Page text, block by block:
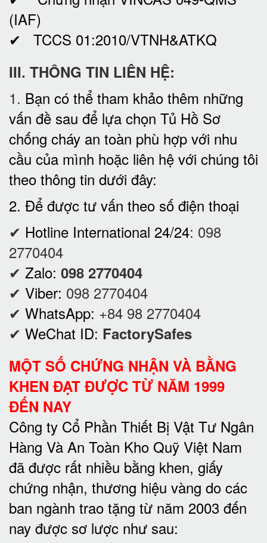
(IAF)
✔ TCCS 01:2010/VTNH&ATKQ
III. THÔNG TIN LIÊN HỆ:
1. Bạn có thể tham khảo thêm những
vấn đề sau để lựa chọn Tủ Hồ Sơ
chống cháy an toàn phù hợp với nhu
cầu của mình hoặc liên hệ với chúng tôi
theo thông tin dưới đây:
2. Để được tư vấn theo số điện thoại
✔ Hotline International 24/24: 098
2770404
✔ Zalo: 098 2770404
✔ Viber: 098 2770404
✔ WhatsApp: +84 98 2770404
✔ WeChat ID: FactorySafes
MỘT SỐ CHỨNG NHẬN VÀ BẰNG
KHEN ĐẠT ĐƯỢC TỪ NĂM 1999
ĐẾN NAY
Công ty Cổ Phần Thiết Bị Vật Tư Ngân
Hàng Và An Toàn Kho Quỹ Việt Nam
đã được rất nhiều bằng khen, giấy
chứng nhận, thương hiệu vàng do các
ban ngành trao tặng từ năm 2003 đến
nay được sơ lược như sau: